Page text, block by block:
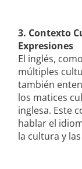
3. Contexto
Expresiones
El inglés,
múltiples
también
los matices
inglesa. Este
hablar el
la cultura y